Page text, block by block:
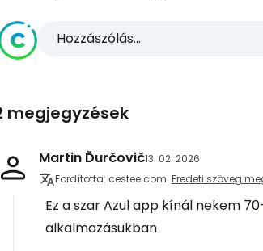
Hozzászólás...
megjegyzések
Martin Ďurčovič13. 02. 2026
Fordította: cestee.com Eredeti szöveg
Ez a szar Azul app kínál nekem
alkalmazásukban